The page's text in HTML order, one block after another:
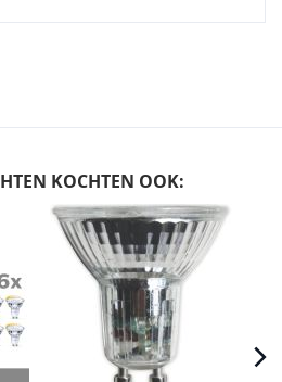
KOCHTEN OOK: